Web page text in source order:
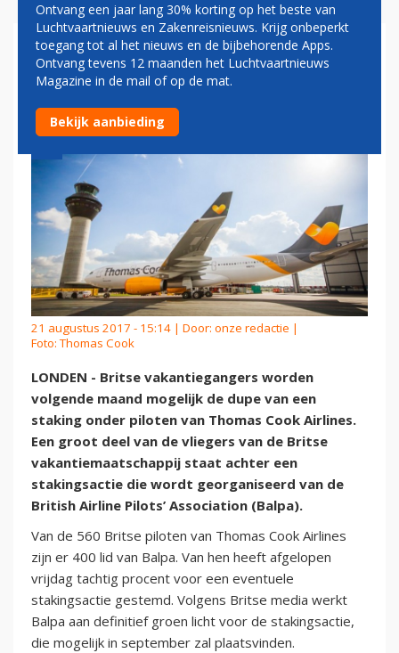
PILOTEN THOMAS COOK
AIRLINES UK WILLEN STAKEN
21 augustus 2017 - 15:14 | Door: onze redactie |
Foto: Thomas Cook
LONDEN - Britse vakantiegangers worden
volgende maand mogelijk de dupe van een
staking onder piloten van Thomas Cook Airlines.
Een groot deel van de vliegers van de Britse
vakantiemaatschappij staat achter een
stakingsactie die wordt georganiseerd van de
British Airline Pilots’ Association (Balpa).
Van de 560 Britse piloten van Thomas Cook Airlines
zijn er 400 lid van Balpa. Van hen heeft afgelopen
vrijdag tachtig procent voor een eventuele
stakingsactie gestemd. Volgens Britse media werkt
Balpa aan definitief groen licht voor de stakingsactie,
die mogelijk in september zal plaatsvinden.
Ontvang een jaar lang 30% korting op het beste van
Luchtvaartnieuws en Zakenreisnieuws. Krijg onbeperkt
toegang tot al het nieuws en de bijbehorende Apps.
Ontvang tevens 12 maanden het Luchtvaartnieuws
Magazine in de mail of op de mat.
Bekijk aanbieding